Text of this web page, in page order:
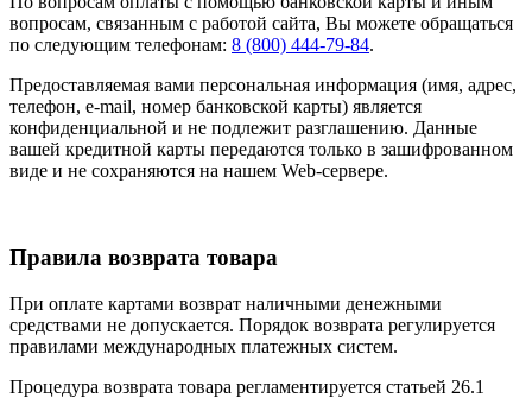
вопросам, связанным с работой сайта, Вы можете обращаться
по следующим телефонам: 8 (800) 444-79-84.
Предоставляемая вами персональная информация (имя, адрес,
телефон, e-mail, номер банковской карты) является
конфиденциальной и не подлежит разглашению. Данные
вашей кредитной карты передаются только в зашифрованном
виде и не сохраняются на нашем Web-сервере.
Правила возврата товара
При оплате картами возврат наличными денежными
средствами не допускается. Порядок возврата регулируется
правилами международных платежных систем.
Процедура возврата товара регламентируется статьей 26.1